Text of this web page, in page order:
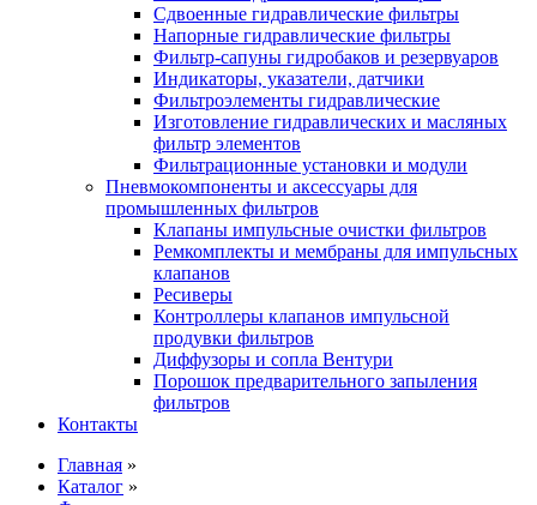
Сдвоенные гидравлические фильтры
Напорные гидравлические фильтры
Фильтр-сапуны гидробаков и резервуаров
Индикаторы, указатели, датчики
Фильтроэлементы гидравлические
Изготовление гидравлических и масляных
фильтр элементов
Фильтрационные установки и модули
Пневмокомпоненты и аксессуары для
промышленных фильтров
Клапаны импульсные очистки фильтров
Ремкомплекты и мембраны для импульсных
клапанов
Ресиверы
Контроллеры клапанов импульсной
продувки фильтров
Диффузоры и сопла Вентури
Порошок предварительного запыления
фильтров
Контакты
Главная »
Каталог »